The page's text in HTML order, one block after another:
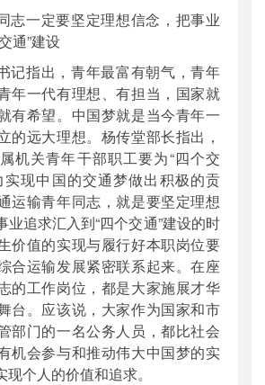
志一定要坚定理想信念，把事业
通”建设
记指出，青年最富有朝气，青年
年一代有理想、有担当，国家就
有希望。中国梦就是当今青年一
的远大理想。杨传堂部长指出，
机关青年干部职工要为“四个交
实现中国的交通梦做出积极的贡
运输青年同志，就是要坚定理想
业追求汇入到“四个交通”建设的时
价值的实现与履行好本职岗位要
合运输发展紧密联系起来。在座
的工作岗位，都是大家施展才华
台。应该说，大家作为国家和市
部门的一名公务人员，都比社会
机会参与和推动伟大中国梦的实
个人的价值和追求。